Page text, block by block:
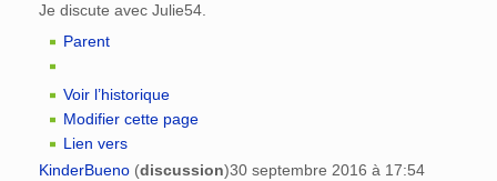
Je discute avec Julie54.
Parent
Voir l’historique
Modifier cette page
Lien vers
KinderBueno (discussion)30 septembre 2016 à 17:54